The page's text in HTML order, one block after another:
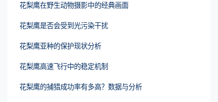
花梨鹰在野生动物摄影中的经典画面
花梨鹰是否会受到光污染干扰
花梨鹰亚种的保护现状分析
花梨鹰高速飞行中的稳定机制
花梨鹰的捕猎成功率有多高？数据与分析